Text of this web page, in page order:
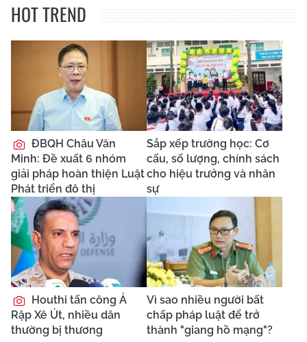
HOT TREND
ĐBQH Châu Văn
Minh: Đề xuất 6 nhóm
giải pháp hoàn thiện Luật
Phát triển đô thị
Sắp xếp trường học: Cơ
cấu, số lượng, chính sách
cho hiệu trưởng và nhân
sự
Houthi tấn công Ả
Rập Xê Út, nhiều dân
thường bị thương
Vì sao nhiều người bất
chấp pháp luật để trở
thành "giang hồ mạng"?